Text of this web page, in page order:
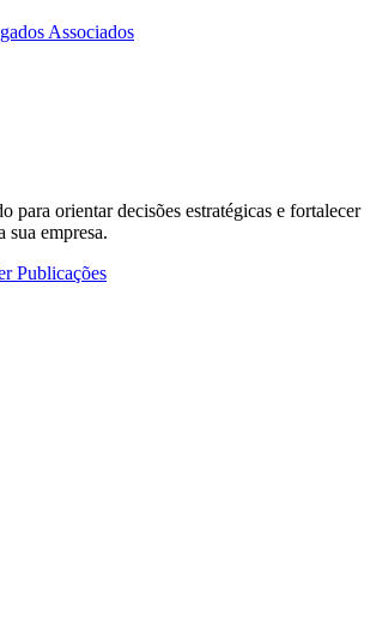
Associados
de atuação,
para orientar decisões estratégicas e fortalecer
sua empresa.
Publicações